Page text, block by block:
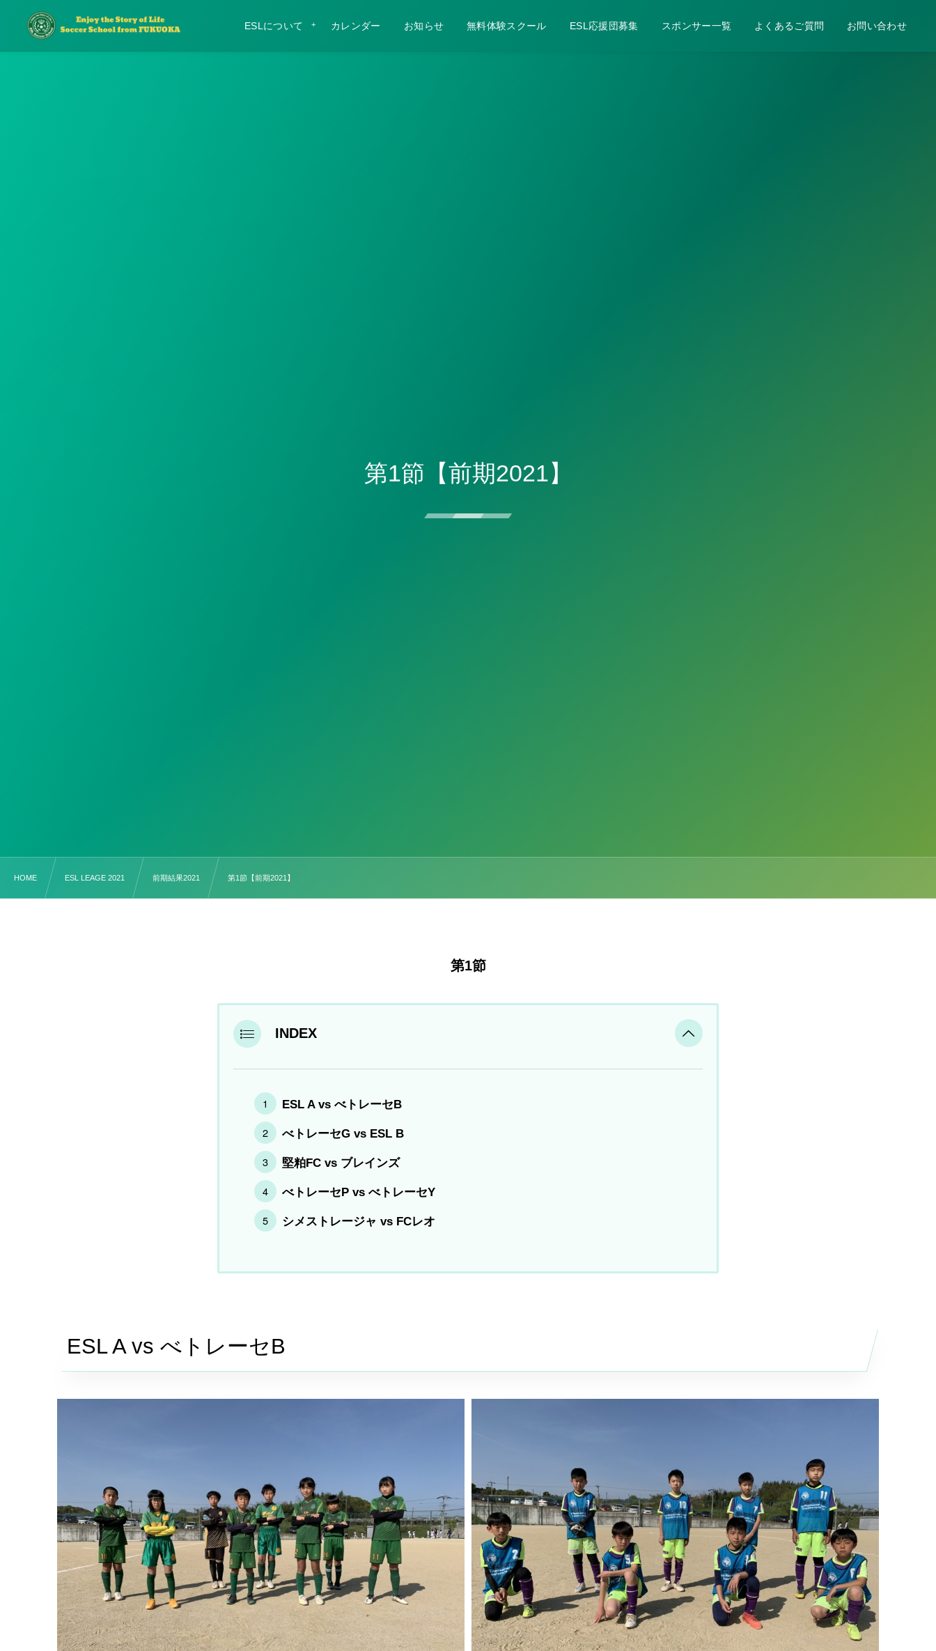
ESLについて カレンダー お知らせ 無料体験スクール ESL応援団募集 スポンサー一覧 よくあるご質問 お問い合わせ
第1節【前期2021】
HOME ESL LEAGE 2021 前期結果2021 第1節【前期2021】
第1節
INDEX
ESL A vs べトレーセB
べトレーセG vs ESL B
堅粕FC vs ブレインズ
べトレーセP vs べトレーセY
シメストレージャ vs FCレオ
ESL A vs べトレーセB